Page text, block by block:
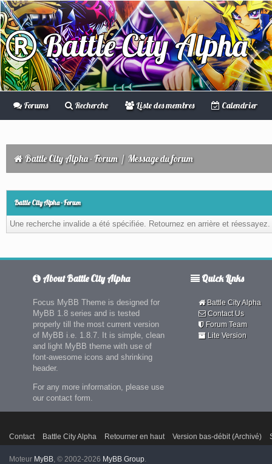
Battle City Alpha
Forums Recherche Liste des membres Calendrier
Battle City Alpha - Forum / Message du forum
Battle City Alpha - Forum
Une recherche invalide a été spécifiée. Retournez en arrière et réessayez.
About Battle City Alpha
Focus MyBB Theme is designed for
MyBB 1.8 series and is tested
properly till the most current version
of MyBB i.e. 1.8.7. It is simple, clean
and light MyBB theme with use of
font-awesome icons and shrinking
header.
For any more information, please use
our contact form.
Quick Links
Battle City Alpha
Contact Us
Forum Team
Lite Version
Contact Battle City Alpha Retourner en haut Version bas-débit (Archivé)
Moteur MyBB, © 2002-2026 MyBB Group.